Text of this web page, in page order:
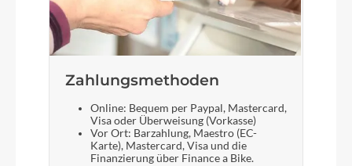
Zahlungsmethoden
Online: Bequem per Paypal, Mastercard,
Visa oder Überweisung (Vorkasse)
Vor Ort: Barzahlung, Maestro (EC-
Karte), Mastercard, Visa und die
Finanzierung über Finance a Bike.